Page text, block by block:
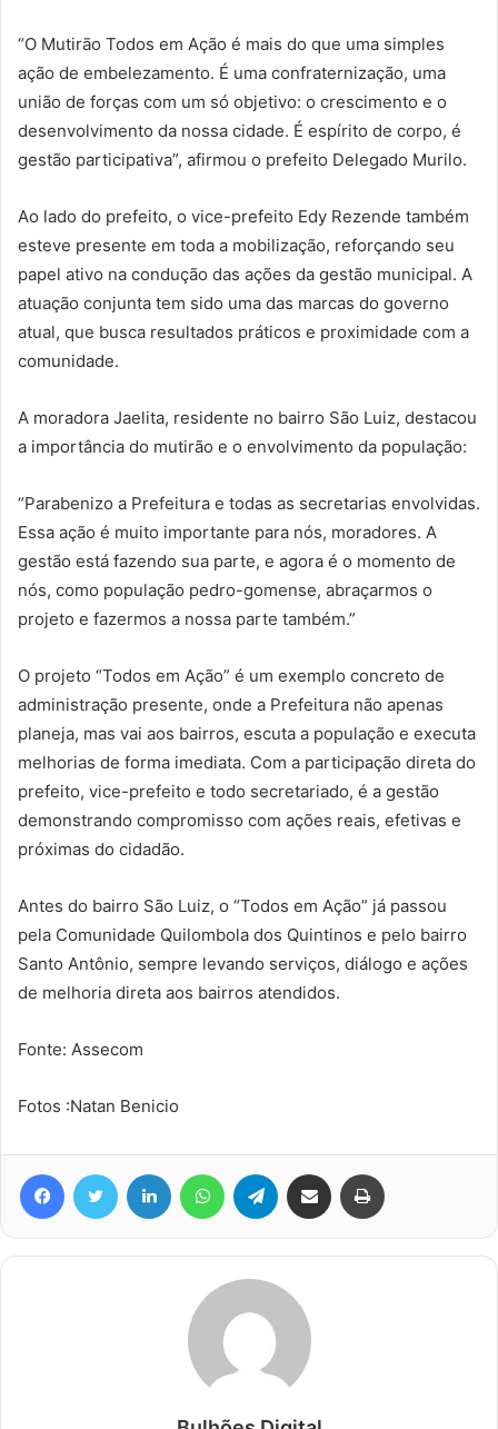
“O Mutirão Todos em Ação é mais do que uma simples
ação de embelezamento. É uma confraternização, uma
união de forças com um só objetivo: o crescimento e o
desenvolvimento da nossa cidade. É espírito de corpo, é
gestão participativa”, afirmou o prefeito Delegado Murilo.
Ao lado do prefeito, o vice-prefeito Edy Rezende também
esteve presente em toda a mobilização, reforçando seu
papel ativo na condução das ações da gestão municipal. A
atuação conjunta tem sido uma das marcas do governo
atual, que busca resultados práticos e proximidade com a
comunidade.
A moradora Jaelita, residente no bairro São Luiz, destacou
a importância do mutirão e o envolvimento da população:
“Parabenizo a Prefeitura e todas as secretarias envolvidas.
Essa ação é muito importante para nós, moradores. A
gestão está fazendo sua parte, e agora é o momento de
nós, como população pedro-gomense, abraçarmos o
projeto e fazermos a nossa parte também.”
O projeto “Todos em Ação” é um exemplo concreto de
administração presente, onde a Prefeitura não apenas
planeja, mas vai aos bairros, escuta a população e executa
melhorias de forma imediata. Com a participação direta do
prefeito, vice-prefeito e todo secretariado, é a gestão
demonstrando compromisso com ações reais, efetivas e
próximas do cidadão.
Antes do bairro São Luiz, o “Todos em Ação” já passou
pela Comunidade Quilombola dos Quintinos e pelo bairro
Santo Antônio, sempre levando serviços, diálogo e ações
de melhoria direta aos bairros atendidos.
Fonte: Assecom
Fotos :Natan Benicio
FacebookTwitter Linkedin WhatsAppTelegram Compartilhar via e-mail